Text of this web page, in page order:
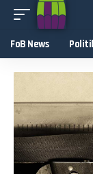
FoB News